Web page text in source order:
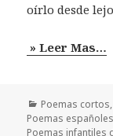
oírlo desde
» Leer Mas…
Categorías
Poemas cortos,
Poemas españoles
Poemas infantiles